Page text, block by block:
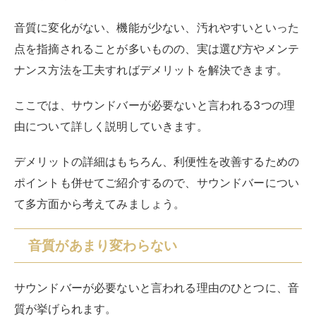
音質に変化がない、機能が少ない、汚れやすいといった
点を指摘されることが多いものの、実は選び方やメンテ
ナンス方法を工夫すればデメリットを解決できます。
ここでは、サウンドバーが必要ないと言われる3つの理
由について詳しく説明していきます。
デメリットの詳細はもちろん、利便性を改善するための
ポイントも併せてご紹介するので、サウンドバーについ
て多方面から考えてみましょう。
音質があまり変わらない
サウンドバーが必要ないと言われる理由のひとつに、音
質が挙げられます。